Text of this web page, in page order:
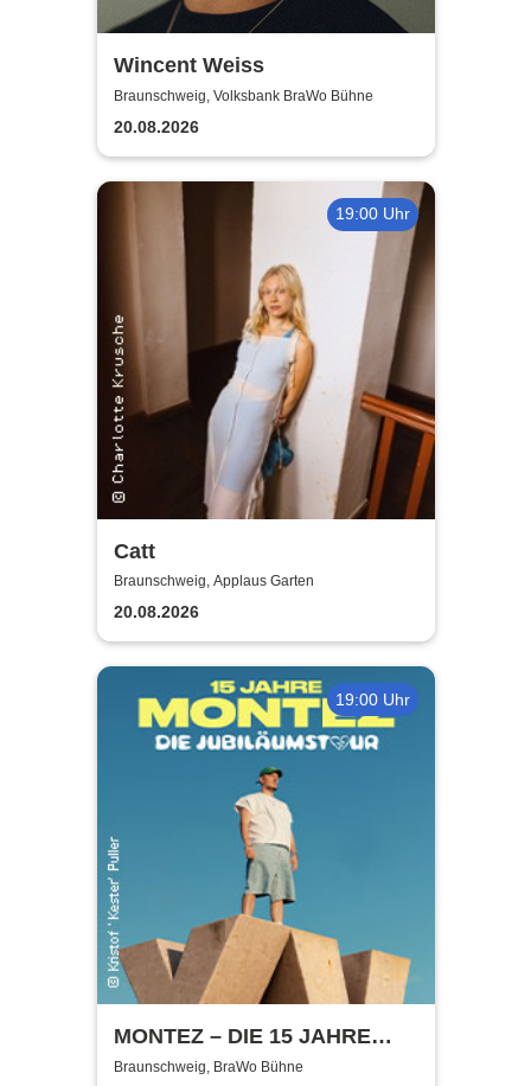
Wincent Weiss
Braunschweig, Volksbank BraWo Bühne
20.08.2026
19:00 Uhr
Catt
Braunschweig, Applaus Garten
20.08.2026
19:00 Uhr
MONTEZ – DIE 15 JAHRE
MONTEZ – TOUR
Braunschweig, BraWo Bühne